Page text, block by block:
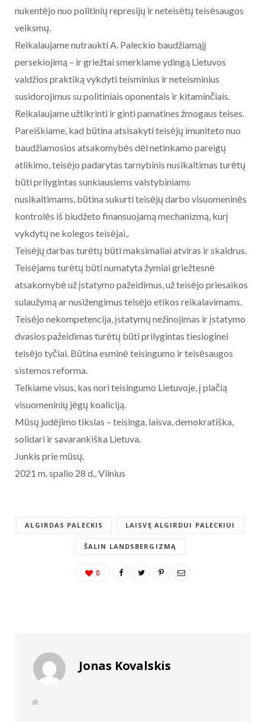
nukentėjo nuo politinių represijų ir neteisėtų teisėsaugos
veiksmų.
Reikalaujame nutraukti A. Paleckio baudžiamąjį
persekiojimą – ir griežtai smerkiame ydingą Lietuvos
valdžios praktiką vykdyti teisminius ir neteisminius
susidorojimus su politiniais oponentais ir kitaminčiais.
Reikalaujame užtikrinti ir ginti pamatines žmogaus teises.
Pareiškiame, kad būtina atsisakyti teisėjų imuniteto nuo
baudžiamosios atsakomybės dėl netinkamo pareigų
atlikimo, teisėjo padarytas tarnybinis nusikaltimas turėtų
būti prilygintas sunkiausiems valstybiniams
nusikaltimams, būtina sukurti teisėjų darbo visuomeninės
kontrolės iš biudžeto finansuojamą mechanizmą, kurį
vykdytų ne kolegos teisėjai,.
Teisėjų darbas turėtų būti maksimaliai atviras ir skaidrus.
Teisėjams turėtų būti numatyta žymiai griežtesnė
atsakomybė už įstatymo pažeidimus, už teisėjo priesaikos
sulaužymą ar nusižengimus teisėjo etikos reikalavimams.
Teisėjo nekompetencija, įstatymų nežinojimas ir įstatymo
dvasios pažeidimas turėtų būti prilygintas tiesioginei
teisėjo tyčiai. Būtina esminė teisingumo ir teisėsaugos
sistemos reforma.
Telkiame visus, kas nori teisingumo Lietuvoje, į plačią
visuomeninių jėgų koaliciją.
Mūsų judėjimo tikslas – teisinga, laisva, demokratiška,
solidari ir savarankiška Lietuva.
Junkis prie mūsų.
2021 m. spalio 28 d., Vilnius
ALGIRDAS PALECKIS LAISVĘ ALGIRDUI PALECKIUI
ŠALIN LANDSBERGIZMĄ
0
Jonas Kovalskis
W